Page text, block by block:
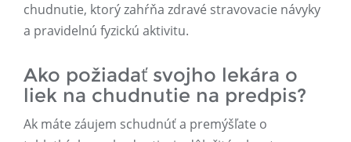
chudnutie, ktorý zahŕňa zdravé stravovacie návyky
a pravidelnú fyzickú aktivitu.
Ako požiadať svojho lekára o
liek na chudnutie na predpis?
Ak máte záujem schudnúť a premýšľate o